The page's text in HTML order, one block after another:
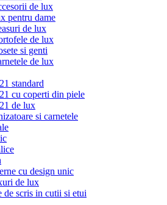
de lux
pentru dame
de lux
de lux
si genti
de lux
standard
cu coperti din piele
de lux
si carnetele
cu design unic
de lux
de scris in cutii si etui